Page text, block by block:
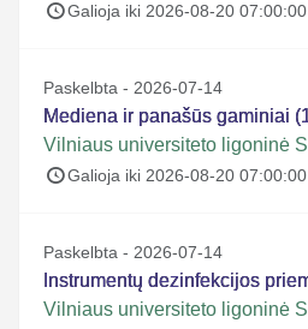
Galioja iki 2026-08-20 07:00:00
Paskelbta - 2026-07-14
Mediena ir panašūs gaminiai
Vilniaus universiteto ligoninė
Galioja iki 2026-08-20 07:00:00
Paskelbta - 2026-07-14
Instrumentų dezinfekcijos
Vilniaus universiteto ligoninė